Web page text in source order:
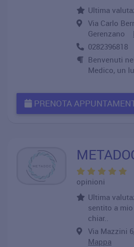
Ultima
Via Carlo
Gerenzano
0282396818
Benvenuti
Medico, un
PRENOTA
opinioni
Ultima
sentito a
chiar..
Via Mazzini
Mappa